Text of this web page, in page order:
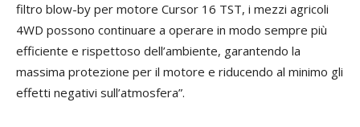
filtro blow-by per motore Cursor 16 TST, i mezzi agricoli
4WD possono continuare a operare in modo sempre più
efficiente e rispettoso dell’ambiente, garantendo la
massima protezione per il motore e riducendo al minimo gli
effetti negativi sull’atmosfera”.